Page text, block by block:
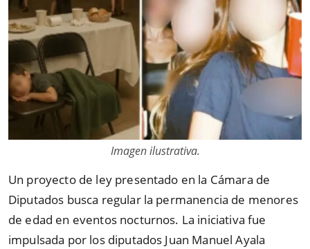
Imagen ilustrativa.
Un proyecto de ley presentado en la Cámara de
Diputados busca regular la permanencia de menores
de edad en eventos nocturnos. La iniciativa fue
impulsada por los diputados Juan Manuel Ayala